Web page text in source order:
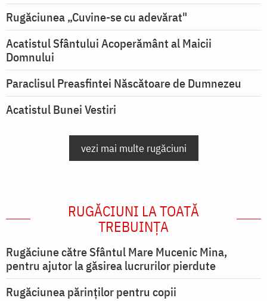
Rugăciunea „Cuvine-se cu adevărat"
Acatistul Sfântului Acoperământ al Maicii
Domnului
Paraclisul Preasfintei Născătoare de Dumnezeu
Acatistul Bunei Vestiri
vezi mai multe rugăciuni
RUGĂCIUNI LA TOATĂ
TREBUINȚA
Rugăciune către Sfântul Mare Mucenic Mina,
pentru ajutor la găsirea lucrurilor pierdute
Rugăciunea părinților pentru copii